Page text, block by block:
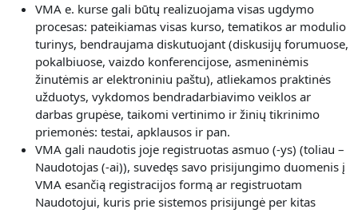
VMA e. kurse gali būtų realizuojama visas ugdymo
procesas: pateikiamas visas kurso, tematikos ar modulio
turinys, bendraujama diskutuojant (diskusijų forumuose,
pokalbiuose, vaizdo konferencijose, asmeninėmis
žinutėmis ar elektroniniu paštu), atliekamos praktinės
užduotys, vykdomos bendradarbiavimo veiklos ar
darbas grupėse, taikomi vertinimo ir žinių tikrinimo
priemonės: testai, apklausos ir pan.
VMA gali naudotis joje registruotas asmuo (-ys) (toliau –
Naudotojas (-ai)), suvedęs savo prisijungimo duomenis į
VMA esančią registracijos formą ar registruotam
Naudotojui, kuris prie sistemos prisijungė per kitas